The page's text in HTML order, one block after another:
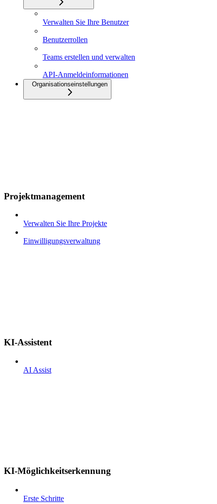
Verwalten Sie Ihre Benutzer
Benutzerrollen
Teams erstellen und verwalten
API-Anmeldeinformationen
Organisationseinstellungen
Projektmanagement
Verwalten Sie Ihre Projekte
Einwilligungsverwaltung
KI-Assistent
AI Assist
KI-Möglichkeitserkennung
Erste Schritte